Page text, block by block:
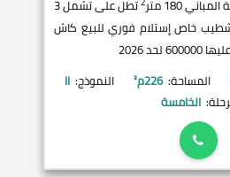
180 متر
تطل على تشمل 3
بلكونة تشطيب خاص إستلام فوري للبيع كاش
المساحة: 226م² النموذج: II
الخامسة